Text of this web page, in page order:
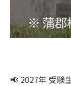
📢 2027年 受験